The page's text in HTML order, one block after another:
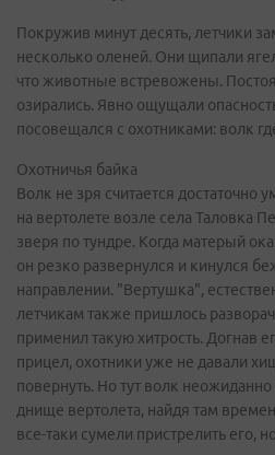
Покружив минут десять, летчики
несколько оленей. Они щипали
что животные встревожены.
озирались. Явно ощущали
посовещался с охотниками: волк
Охотничья байка
Волк не зря считается
на вертолете возле села Таловка
зверя по тундре. Когда матерый
он резко развернулся и кинулся
направлении. "Вертушка",
летчикам также пришлось
применил такую хитрость. Догнав
прицел, охотники уже не давали
повернуть. Но тут волк
днище вертолета, найдя там
все-таки сумели пристрелить его,